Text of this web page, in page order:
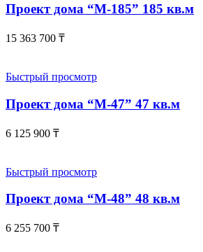
Проект дома “М-185” 185 кв.м
15 363 700 ₸
Быстрый просмотр
Проект дома “М-47” 47 кв.м
6 125 900 ₸
Быстрый просмотр
Проект дома “М-48” 48 кв.м
6 255 700 ₸